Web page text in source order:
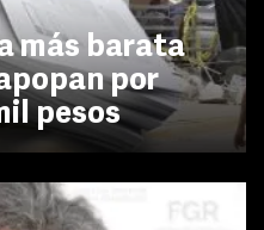
más barata
por
pesos